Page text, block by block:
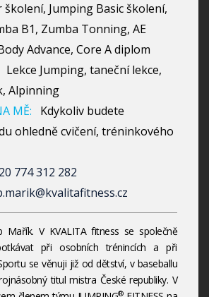
Jumping Basic školení,
B1, Zumba Tonning, AE
Advance, Core A diplom
Lekce Jumping, taneční lekce,
Alpinning
MĚ:
Kdykoliv budete
ohledně cvičení, tréninkového
774 312 282
Mařík. V KVALITA fitness se společně
při osobních trénincích a při
se věnuji již od dětství, v baseballu
titul mistra České republiky. V
®